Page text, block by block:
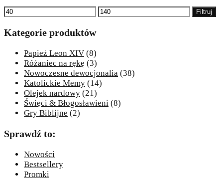
Cena
Cena
Filtruj
Kategorie produktów
Papież Leon XIV (8)
Różaniec na rękę (3)
Nowoczesne dewocjonalia (38)
Katolickie Memy (14)
Olejek nardowy (21)
Święci & Błogosławieni (8)
Gry Biblijne (2)
Sprawdź to:
Nowości
Bestsellery
Promki